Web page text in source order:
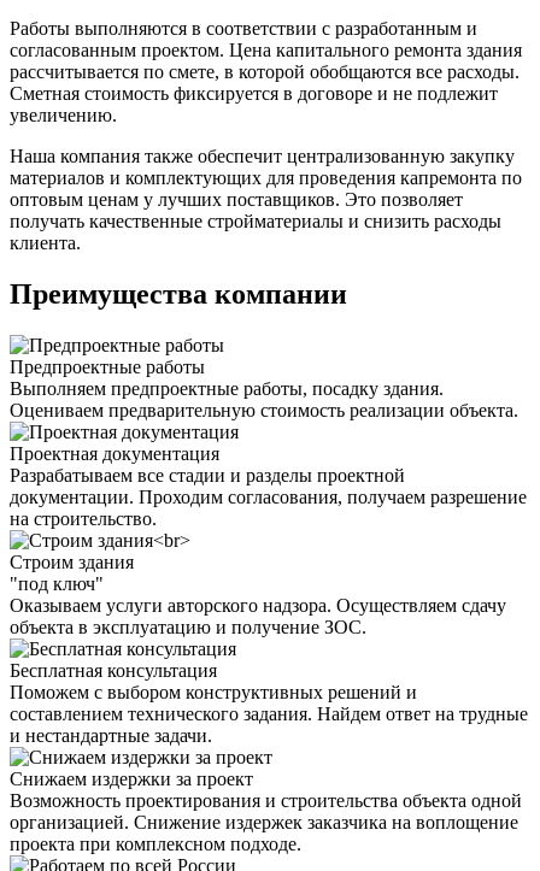
Работы выполняются в соответствии с разработанным и
согласованным проектом. Цена капитального ремонта здания
рассчитывается по смете, в которой обобщаются все расходы.
Сметная стоимость фиксируется в договоре и не подлежит
увеличению.
Наша компания также обеспечит централизованную закупку
материалов и комплектующих для проведения капремонта по
оптовым ценам у лучших поставщиков. Это позволяет
получать качественные стройматериалы и снизить расходы
клиента.
Преимущества компании
Предпроектные работы
Выполняем предпроектные работы, посадку здания.
Оцениваем предварительную стоимость реализации объекта.
Проектная документация
Разрабатываем все стадии и разделы проектной
документации. Проходим согласования, получаем разрешение
на строительство.
Строим здания
"под ключ"
Оказываем услуги авторского надзора. Осуществляем сдачу
объекта в эксплуатацию и получение ЗОС.
Бесплатная консультация
Поможем с выбором конструктивных решений и
составлением технического задания. Найдем ответ на трудные
и нестандартные задачи.
Снижаем издержки за проект
Возможность проектирования и строительства объекта одной
организацией. Снижение издержек заказчика на воплощение
проекта при комплексном подходе.